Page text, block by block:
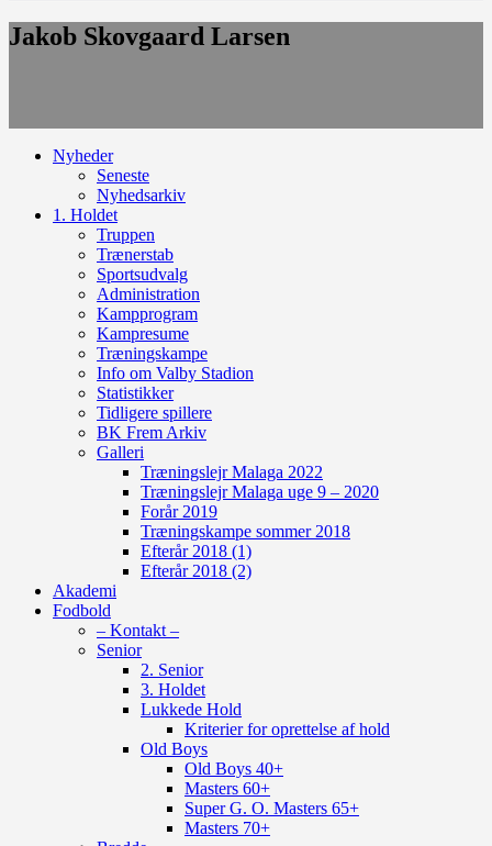
Jakob Skovgaard Larsen
Nyheder
Seneste
Nyhedsarkiv
1. Holdet
Truppen
Trænerstab
Sportsudvalg
Administration
Kampprogram
Kampresume
Træningskampe
Info om Valby Stadion
Statistikker
Tidligere spillere
BK Frem Arkiv
Galleri
Træningslejr Malaga 2022
Træningslejr Malaga uge 9 – 2020
Forår 2019
Træningskampe sommer 2018
Efterår 2018 (1)
Efterår 2018 (2)
Akademi
Fodbold
– Kontakt –
Senior
2. Senior
3. Holdet
Lukkede Hold
Kriterier for oprettelse af hold
Old Boys
Old Boys 40+
Masters 60+
Super G. O. Masters 65+
Masters 70+